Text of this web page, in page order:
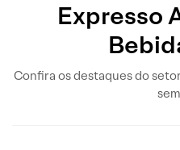
Expresso
Confira os destaques do